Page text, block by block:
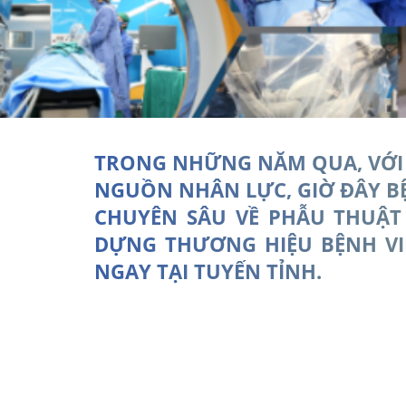
TRONG NHỮNG NĂM QUA,
NGUỒN NHÂN LỰC, GIỜ ĐÂY
CHUYÊN SÂU VỀ PHẪU
DỰNG THƯƠNG HIỆU BỆNH
NGAY TẠI TUYẾN TỈNH.